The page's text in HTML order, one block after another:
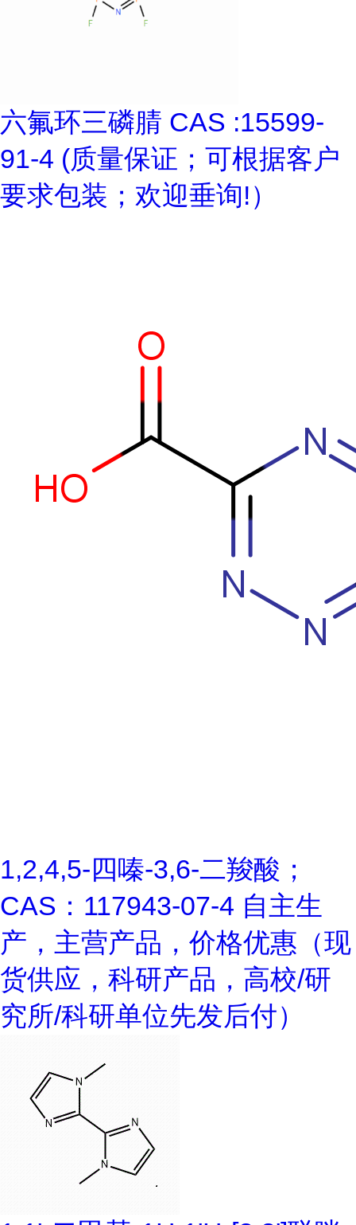
六氟环三磷腈 CAS :15599-
91-4 (质量保证；可根据客户
要求包装；欢迎垂询!）
1,2,4,5-四嗪-3,6-二羧酸；
CAS：117943-07-4 自主生
产，主营产品，价格优惠（现
货供应，科研产品，高校/研
究所/科研单位先发后付）